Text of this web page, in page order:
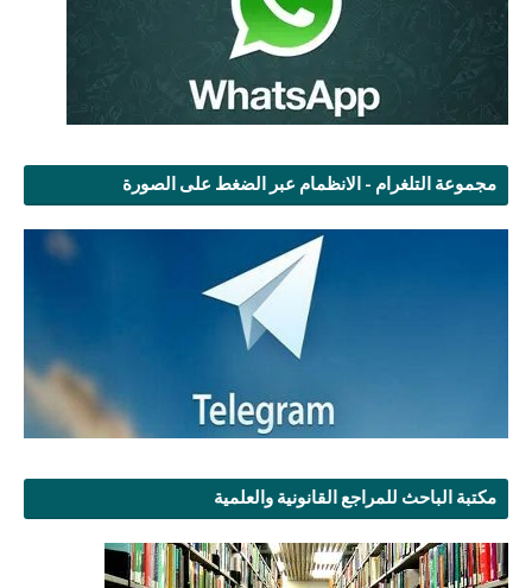
مجموعة التلغرام - الانظمام عبر الضغط على الصورة
مكتبة الباحث للمراجع القانونية والعلمية